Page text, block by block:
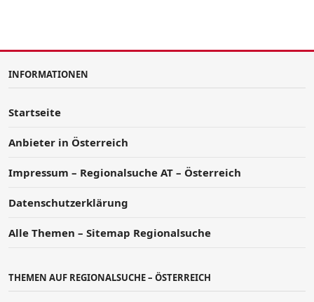
INFORMATIONEN
Startseite
Anbieter in Österreich
Impressum – Regionalsuche AT – Österreich
Datenschutzerklärung
Alle Themen – Sitemap Regionalsuche
THEMEN AUF REGIONALSUCHE – ÖSTERREICH